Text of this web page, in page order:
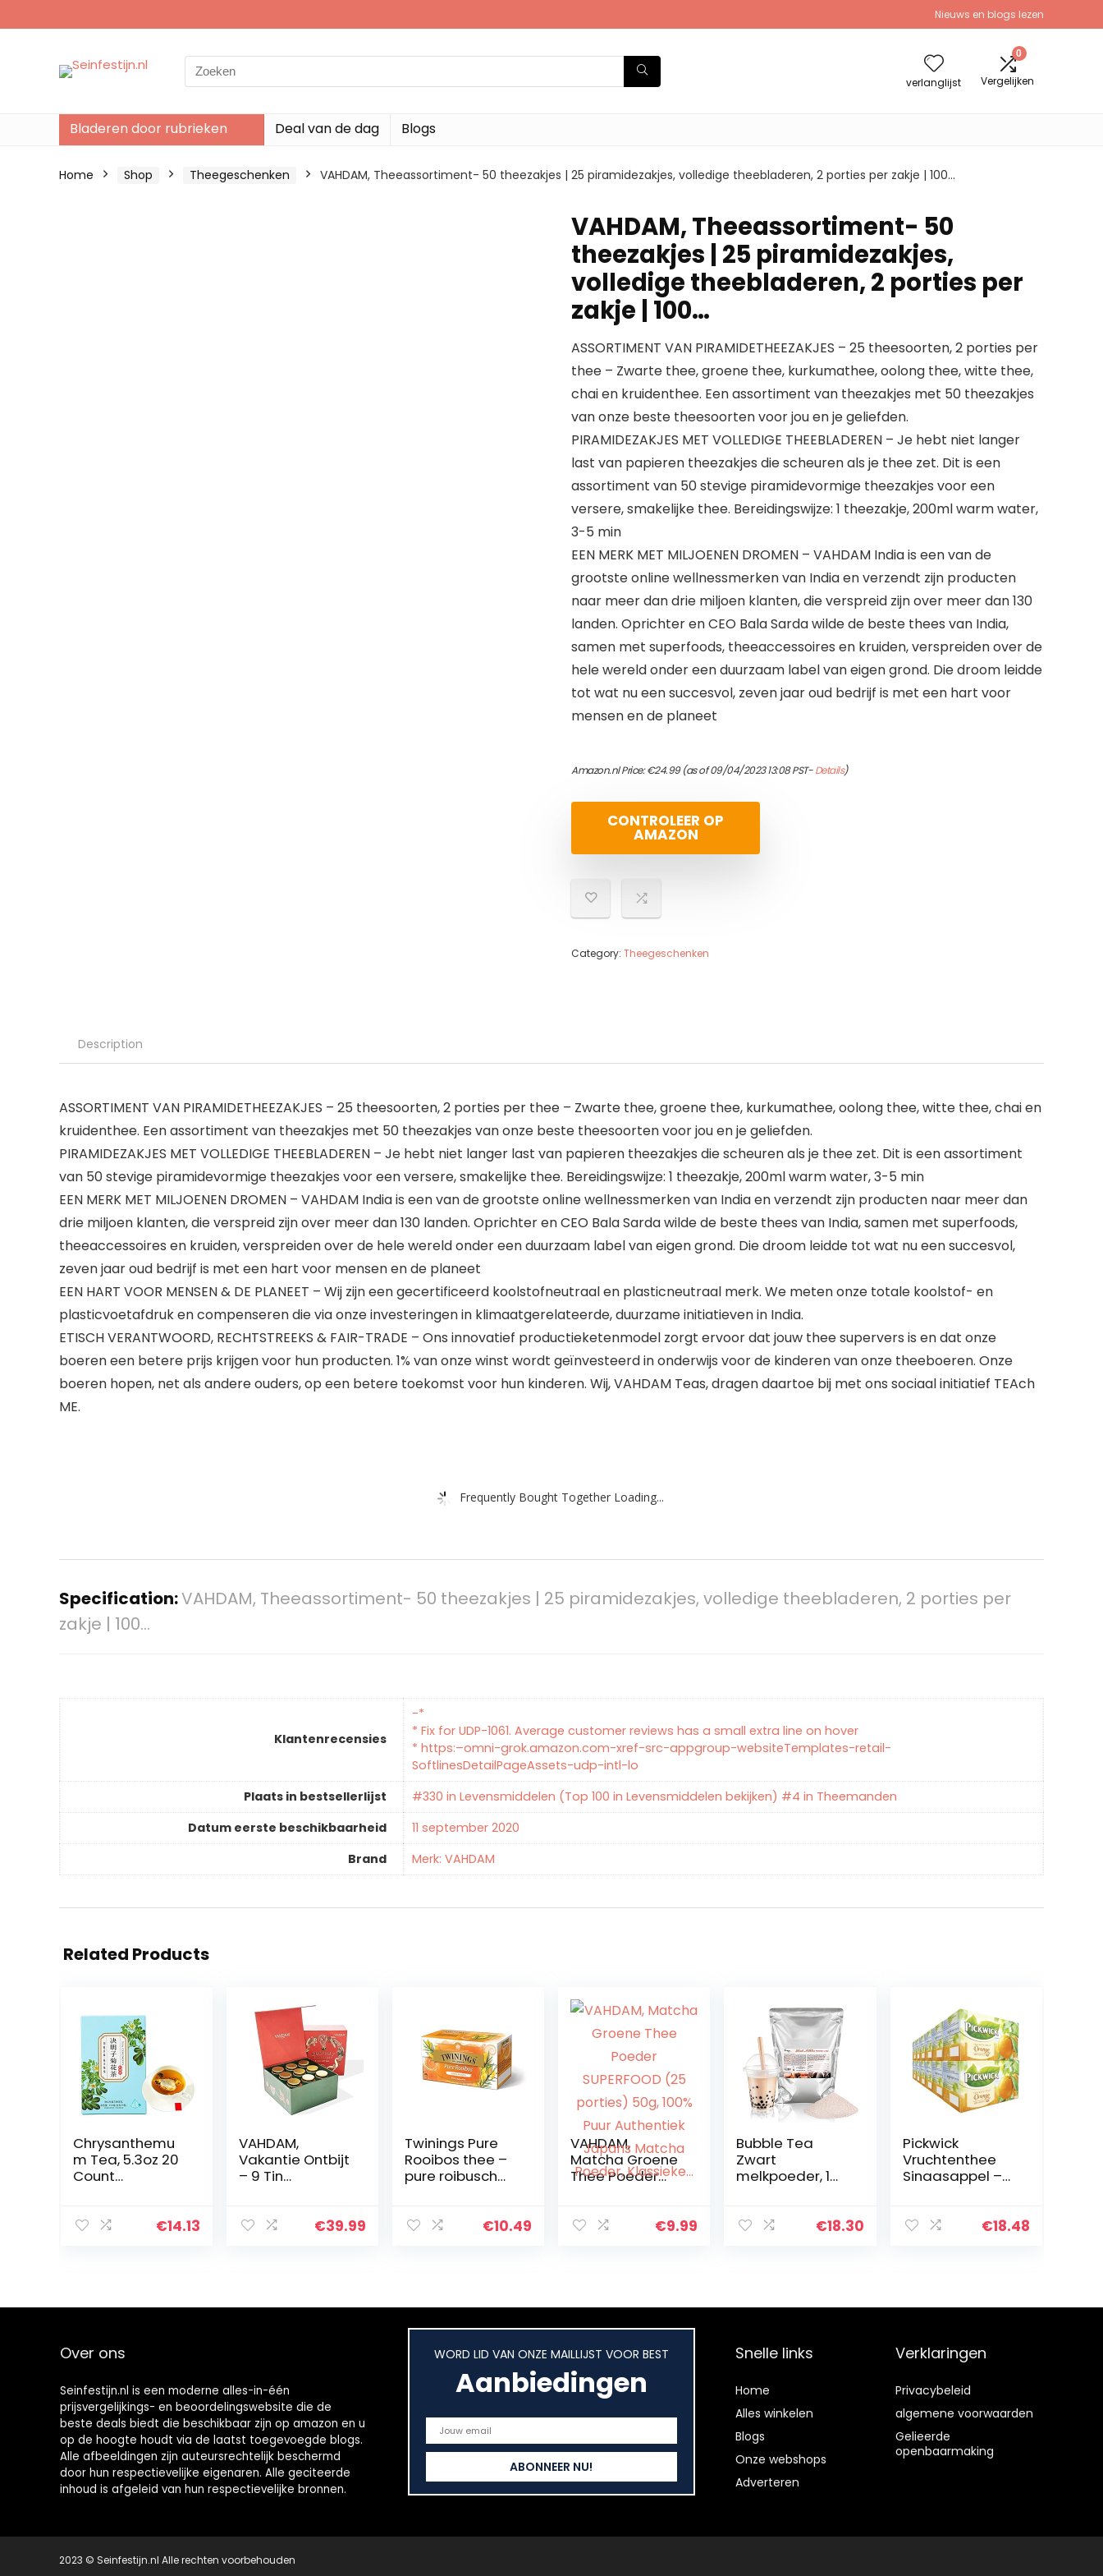
Nieuws en blogs lezen
Search
for:
verlanglijst
0
Vergelijken
Bladeren door rubrieken Deal van de dag Blogs
Home Shop Theegeschenken VAHDAM, Theeassortiment- 50 theezakjes | 25 piramidezakjes, volledige theebladeren, 2 porties per zakje | 100…
VAHDAM, Theeassortiment- 50
theezakjes | 25 piramidezakjes,
volledige theebladeren, 2 porties per
zakje | 100…
ASSORTIMENT VAN PIRAMIDETHEEZAKJES – 25 theesoorten, 2 porties per
thee – Zwarte thee, groene thee, kurkumathee, oolong thee, witte thee,
chai en kruidenthee. Een assortiment van theezakjes met 50 theezakjes
van onze beste theesoorten voor jou en je geliefden.
PIRAMIDEZAKJES MET VOLLEDIGE THEEBLADEREN – Je hebt niet langer
last van papieren theezakjes die scheuren als je thee zet. Dit is een
assortiment van 50 stevige piramidevormige theezakjes voor een
versere, smakelijke thee. Bereidingswijze: 1 theezakje, 200ml warm water,
3-5 min
EEN MERK MET MILJOENEN DROMEN – VAHDAM India is een van de
grootste online wellnessmerken van India en verzendt zijn producten
naar meer dan drie miljoen klanten, die verspreid zijn over meer dan 130
landen. Oprichter en CEO Bala Sarda wilde de beste thees van India,
samen met superfoods, theeaccessoires en kruiden, verspreiden over de
hele wereld onder een duurzaam label van eigen grond. Die droom leidde
tot wat nu een succesvol, zeven jaar oud bedrijf is met een hart voor
mensen en de planeet
Amazon.nl Price:€24.99(as of 09/04/2023 13:08 PST-Details)
CONTROLEER OP
AMAZON
Category: Theegeschenken
Description
ASSORTIMENT VAN PIRAMIDETHEEZAKJES – 25 theesoorten, 2 porties per thee – Zwarte thee, groene thee, kurkumathee, oolong thee, witte thee, chai en
kruidenthee. Een assortiment van theezakjes met 50 theezakjes van onze beste theesoorten voor jou en je geliefden.
PIRAMIDEZAKJES MET VOLLEDIGE THEEBLADEREN – Je hebt niet langer last van papieren theezakjes die scheuren als je thee zet. Dit is een assortiment
van 50 stevige piramidevormige theezakjes voor een versere, smakelijke thee. Bereidingswijze: 1 theezakje, 200ml warm water, 3-5 min
EEN MERK MET MILJOENEN DROMEN – VAHDAM India is een van de grootste online wellnessmerken van India en verzendt zijn producten naar meer dan
drie miljoen klanten, die verspreid zijn over meer dan 130 landen. Oprichter en CEO Bala Sarda wilde de beste thees van India, samen met superfoods,
theeaccessoires en kruiden, verspreiden over de hele wereld onder een duurzaam label van eigen grond. Die droom leidde tot wat nu een succesvol,
zeven jaar oud bedrijf is met een hart voor mensen en de planeet
EEN HART VOOR MENSEN & DE PLANEET – Wij zijn een gecertificeerd koolstofneutraal en plasticneutraal merk. We meten onze totale koolstof- en
plasticvoetafdruk en compenseren die via onze investeringen in klimaatgerelateerde, duurzame initiatieven in India.
ETISCH VERANTWOORD, RECHTSTREEKS & FAIR-TRADE – Ons innovatief productieketenmodel zorgt ervoor dat jouw thee supervers is en dat onze
boeren een betere prijs krijgen voor hun producten. 1% van onze winst wordt geïnvesteerd in onderwijs voor de kinderen van onze theeboeren. Onze
boeren hopen, net als andere ouders, op een betere toekomst voor hun kinderen. Wij, VAHDAM Teas, dragen daartoe bij met ons sociaal initiatief TEAch
ME.
Frequently Bought Together Loading...
Specification:VAHDAM, Theeassortiment- 50 theezakjes | 25 piramidezakjes, volledige theebladeren, 2 porties per
zakje | 100…
Klantenrecensies
-*
* Fix for UDP-1061. Average customer reviews has a small extra line on hover
* https:–omni-grok.amazon.com-xref-src-appgroup-websiteTemplates-retail-
SoftlinesDetailPageAssets-udp-intl-lo
Plaats in bestsellerlijst
#330 in Levensmiddelen (Top 100 in Levensmiddelen bekijken) #4 in Theemanden
Datum eerste beschikbaarheid
11 september 2020
Brand
Merk: VAHDAM
Related Products
Chrysanthemu
m Tea, 5.3oz 20
Count
m Cassia Seed
€14.13
VAHDAM,
Vakantie Ontbijt
– 9 Tin
Theesoorten –
€39.99
Twinings Pure
Rooibos thee –
pure roibusch
de beste
€10.49
VAHDAM,
Matcha Groene
Thee Poeder
100% Puur
€9.99
Bubble Tea
Zwart
melkpoeder, 1
theemengpoed
zonder…
€18.30
Pickwick
Vruchtenthee
Sinaasappel –
Sinaasappelschi
€18.48
Over ons
Seinfestijn.nl is een moderne alles-in-één
prijsvergelijkings- en beoordelingswebsite die de
beste deals biedt die beschikbaar zijn op amazon en u
op de hoogte houdt via de laatst toegevoegde blogs.
Alle afbeeldingen zijn auteursrechtelijk beschermd
door hun respectievelijke eigenaren. Alle geciteerde
inhoud is afgeleid van hun respectievelijke bronnen.
WORD LID VAN ONZE MAILLIJST VOOR BEST
Aanbiedingen
Snelle links
Home
Alles winkelen
Blogs
Onze webshops
Adverteren
Verklaringen
Privacybeleid
algemene voorwaarden
Gelieerde
openbaarmaking
2023 © Seinfestijn.nl Alle rechten voorbehouden